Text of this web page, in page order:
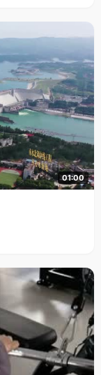
01:00